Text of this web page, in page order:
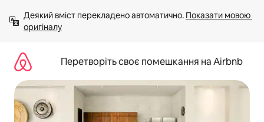
вмісту
Деякий вміст перекладено автоматично. Показати мовою
оригіналу
Перетворіть своє помешкання на Airbnb